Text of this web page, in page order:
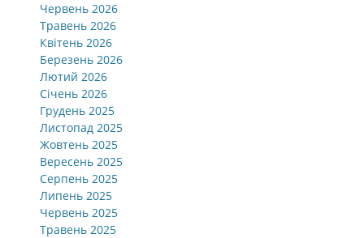
Червень 2026
Травень 2026
Квітень 2026
Березень 2026
Лютий 2026
Січень 2026
Грудень 2025
Листопад 2025
Жовтень 2025
Вересень 2025
Серпень 2025
Липень 2025
Червень 2025
Травень 2025